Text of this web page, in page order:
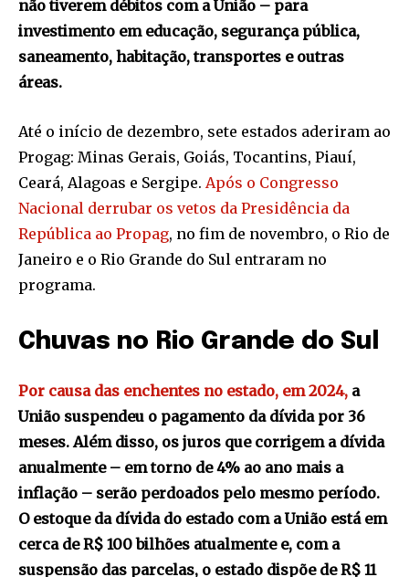
não tiverem débitos com a União – para
investimento em educação, segurança pública,
saneamento, habitação, transportes e outras
áreas.
Até o início de dezembro, sete estados aderiram ao
Progag: Minas Gerais, Goiás, Tocantins, Piauí,
Ceará, Alagoas e Sergipe. Após o Congresso
Nacional derrubar os vetos da Presidência da
República ao Propag, no fim de novembro, o Rio de
Janeiro e o Rio Grande do Sul entraram no
programa.
Chuvas no Rio Grande do Sul
Por causa das enchentes no estado, em 2024, a
União suspendeu o pagamento da dívida por 36
meses. Além disso, os juros que corrigem a dívida
anualmente – em torno de 4% ao ano mais a
inflação – serão perdoados pelo mesmo período.
O estoque da dívida do estado com a União está em
cerca de R$ 100 bilhões atualmente e, com a
suspensão das parcelas, o estado dispõe de R$ 11